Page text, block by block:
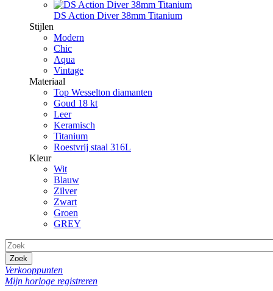
DS Action Diver 38mm Titanium
Stijlen
Modern
Chic
Aqua
Vintage
Materiaal
Top Wesselton diamanten
Goud 18 kt
Leer
Keramisch
Titanium
Roestvrij staal 316L
Kleur
Wit
Blauw
Zilver
Zwart
Groen
GREY
Zoek
Verkooppunten
Mijn horloge registreren